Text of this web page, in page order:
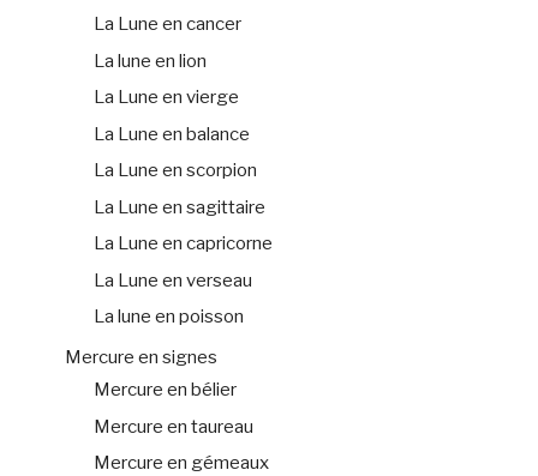
La Lune en cancer
La lune en lion
La Lune en vierge
La Lune en balance
La Lune en scorpion
La Lune en sagittaire
La Lune en capricorne
La Lune en verseau
La lune en poisson
Mercure en signes
Mercure en bélier
Mercure en taureau
Mercure en gémeaux